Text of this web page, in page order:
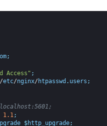
;
Access" ;
/etc/nginx/ htpasswd . users ;
1.1 ;
$http_upgrade;